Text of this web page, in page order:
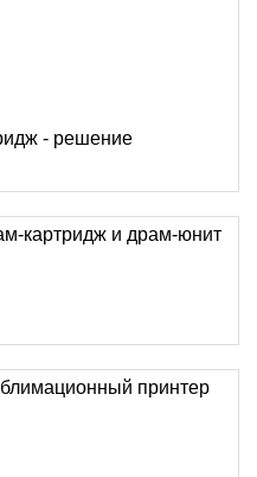
- решение
картридж и драм-юнит
принтер